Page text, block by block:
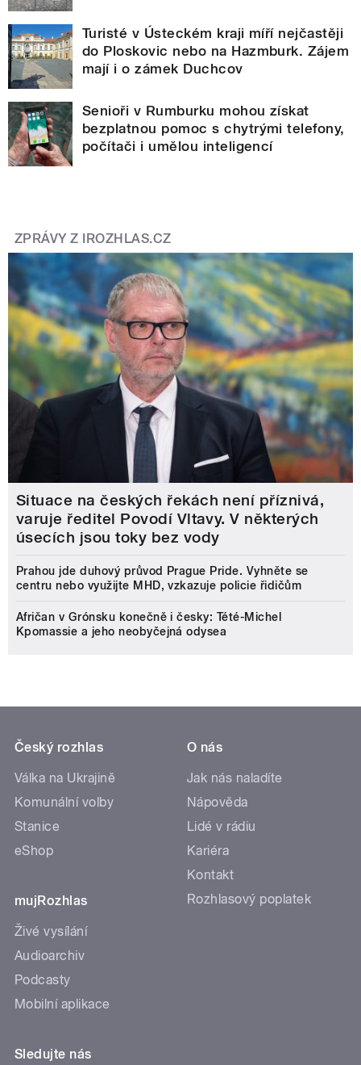
Turisté v Ústeckém kraji míří nejčastěji
do Ploskovic nebo na Hazmburk. Zájem
mají i o zámek Duchcov
Senioři v Rumburku mohou získat
bezplatnou pomoc s chytrými telefony,
počítači i umělou inteligencí
ZPRÁVY Z IROZHLAS.CZ
Situace na českých řekách není příznivá,
varuje ředitel Povodí Vltavy. V některých
úsecích jsou toky bez vody
Prahou jde duhový průvod Prague Pride. Vyhněte se
centru nebo využijte MHD, vzkazuje policie řidičům
Afričan v Grónsku konečně i česky: Tété-Michel
Kpomassie a jeho neobyčejná odysea
Český rozhlas
Válka na Ukrajině
Komunální volby
Stanice
eShop
mujRozhlas
Živé vysílání
Audioarchiv
Podcasty
Mobilní aplikace
O nás
Jak nás naladíte
Nápověda
Lidé v rádiu
Kariéra
Kontakt
Rozhlasový poplatek
Sledujte nás